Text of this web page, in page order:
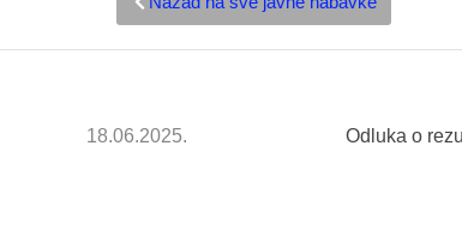
18.06.2025. Odluka o